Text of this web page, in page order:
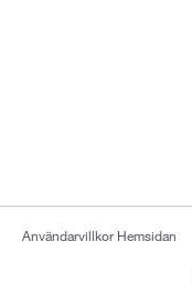
Användarvillkor Hemsidan